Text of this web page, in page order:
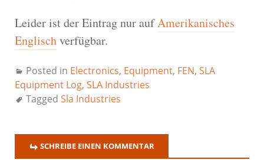
Leider ist der Eintrag nur aufAmerikanisches
Englischverfügbar.
Posted in Electronics, Equipment, FEN, SLA
Equipment Log, SLA Industries
Tagged Sla Industries
SCHREIBE EINEN KOMMENTAR